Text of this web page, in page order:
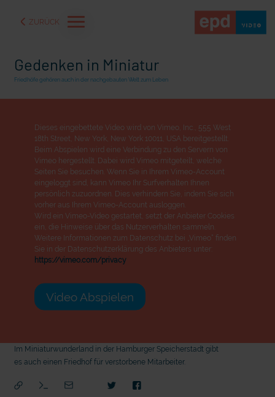
ZURÜCK
oder "Deppen der "Wir bauen Cherson wieder auf" - Optimismus in der
Gedenken in Miniatur
Friedhöfe gehören auch in der nachgebauten Welt zum Leben
Dieses eingebettete Video wird von Vimeo, Inc., 555 West
18th Street, New York, New York 10011, USA bereitgestellt.
Beim Abspielen wird eine Verbindung zu den Servern von
Vimeo hergestellt. Dabei wird Vimeo mitgeteilt, welche
Seiten Sie besuchen. Wenn Sie in Ihrem Vimeo-Account
eingeloggt sind, kann Vimeo Ihr Surfverhalten Ihnen
persönlich zuzuordnen. Dies verhindern Sie, indem Sie sich
vorher aus Ihrem Vimeo-Account ausloggen.
Wird ein Vimeo-Video gestartet, setzt der Anbieter Cookies
ein, die Hinweise über das Nutzerverhalten sammeln.
Weitere Informationen zum Datenschutz bei „Vimeo“ finden
Sie in der Datenschutzerklärung des Anbieters unter:
https://vimeo.com/privacy
Video Abspielen
Im Miniaturwunderland in der Hamburger Speicherstadt gibt
es auch einen Friedhof für verstorbene Mitarbeiter.